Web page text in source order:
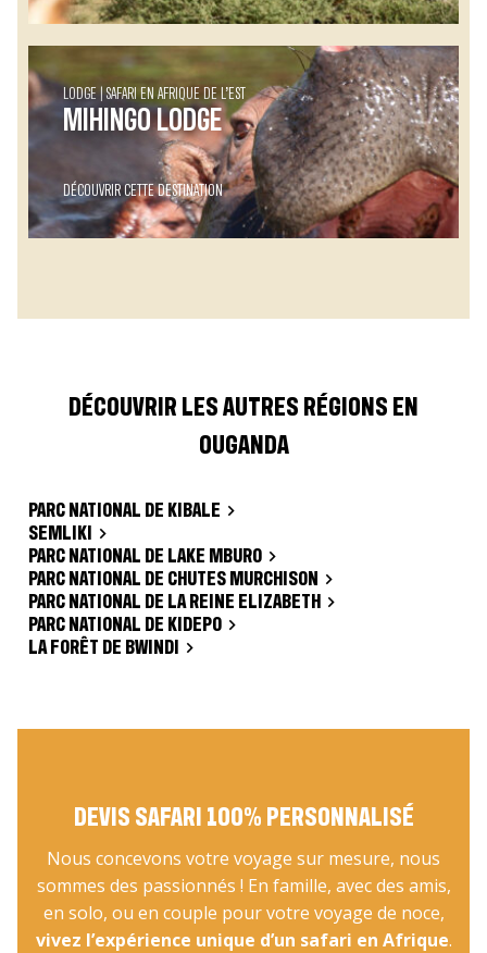
LODGE SAFARI EN AFRIQUE DE L’EST
MIHINGO LODGE
DÉCOUVRIR CETTE DESTINATION
DÉCOUVRIR LES AUTRES RÉGIONS EN
OUGANDA
PARC NATIONAL DE KIBALE
SEMLIKI
PARC NATIONAL DE LAKE MBURO
PARC NATIONAL DE CHUTES MURCHISON
PARC NATIONAL DE LA REINE ELIZABETH
PARC NATIONAL DE KIDEPO
LA FORÊT DE BWINDI
DEVIS SAFARI 100% PERSONNALISÉ
Nous concevons votre voyage sur mesure, nous
sommes des passionnés ! En famille, avec des amis,
en solo, ou en couple pour votre voyage de noce,
vivez l’expérience unique d’un safari en Afrique.